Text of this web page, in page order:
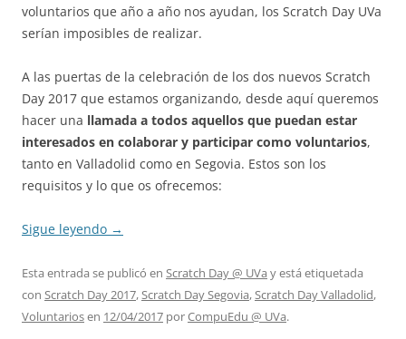
voluntarios que año a año nos ayudan, los Scratch Day UVa
serían imposibles de realizar.
A las puertas de la celebración de los dos nuevos Scratch
Day 2017 que estamos organizando, desde aquí queremos
hacer una llamada a todos aquellos que puedan estar
interesados en colaborar y participar como voluntarios,
tanto en Valladolid como en Segovia. Estos son los
requisitos y lo que os ofrecemos:
Sigue leyendo →
Esta entrada se publicó en Scratch Day @ UVa y está etiquetada
con Scratch Day 2017,Scratch Day Segovia,Scratch Day Valladolid,
Voluntariosen 12/04/2017 porCompuEdu @ UVa.